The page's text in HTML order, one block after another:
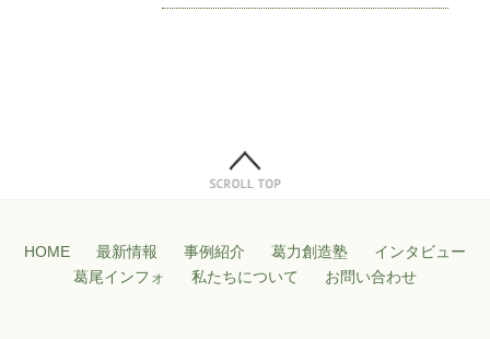
HOME 最新情報 事例紹介 葛力創造塾
インタビュー
葛尾インフォ
私たちについて お問い合わせ